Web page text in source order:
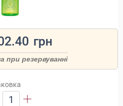
грн
при резервуванні
1